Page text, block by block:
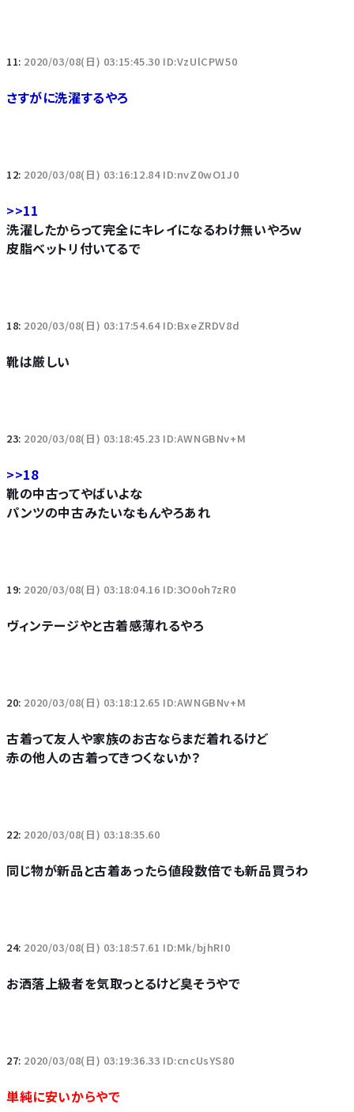
11: 2020/03/08(日) 03:15:45.30 ID:VzUlCPW50
さすがに洗濯するやろ
12: 2020/03/08(日) 03:16:12.84 ID:nvZ0wO1J0
>>11
洗濯したからって完全にキレイになるわけ無いやろｗ
皮脂ベットリ付いてるで
18: 2020/03/08(日) 03:17:54.64 ID:BxeZRDV8d
靴は厳しい
23: 2020/03/08(日) 03:18:45.23 ID:AWNGBNv+M
>>18
靴の中古ってやばいよな
パンツの中古みたいなもんやろあれ
19: 2020/03/08(日) 03:18:04.16 ID:3O0oh7zR0
ヴィンテージやと古着感薄れるやろ
20: 2020/03/08(日) 03:18:12.65 ID:AWNGBNv+M
古着って友人や家族のお古ならまだ着れるけど
赤の他人の古着ってきつくないか？
22: 2020/03/08(日) 03:18:35.60
同じ物が新品と古着あったら値段数倍でも新品買うわ
24: 2020/03/08(日) 03:18:57.61 ID:Mk/bjhRI0
お洒落上級者を気取っとるけど臭そうやで
27: 2020/03/08(日) 03:19:36.33 ID:cncUsYS80
単純に安いからやで